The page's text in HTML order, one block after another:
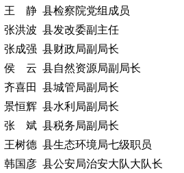
县检察院党组成员
县发改委副主任
县财政局副局长
县自然资源局副局长
田 县城管局副局长
县水利局副局长
县税务局副局长
县生态环境局七级职员
县公安局治安大队大队长